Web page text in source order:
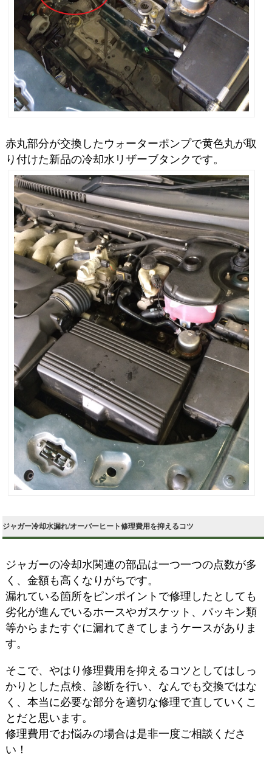
赤丸部分が交換したウォーターポンプで黄色丸が取
り付けた新品の冷却水リザーブタンクです。
ジャガー冷却水漏れ/オーバーヒート修理費用を抑えるコツ
ジャガーの冷却水関連の部品は一つ一つの点数が多
く、金額も高くなりがちです。
漏れている箇所をピンポイントで修理したとしても
劣化が進んでいるホースやガスケット、パッキン類
等からまたすぐに漏れてきてしまうケースがありま
す。
そこで、やはり修理費用を抑えるコツとしてはしっ
かりとした点検、診断を行い、なんでも交換ではな
く、本当に必要な部分を適切な修理で直していくこ
とだと思います。
修理費用でお悩みの場合は是非一度ご相談くださ
い！